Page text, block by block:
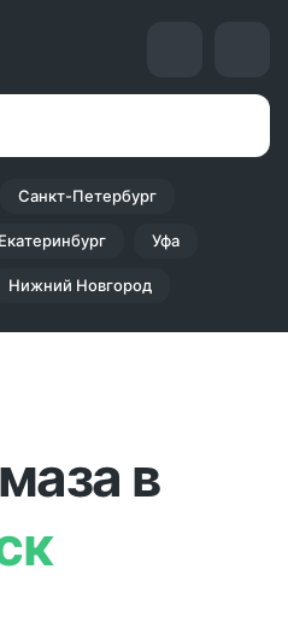
Санкт-Петербург
Екатеринбург Уфа
Нижний Новгород
в